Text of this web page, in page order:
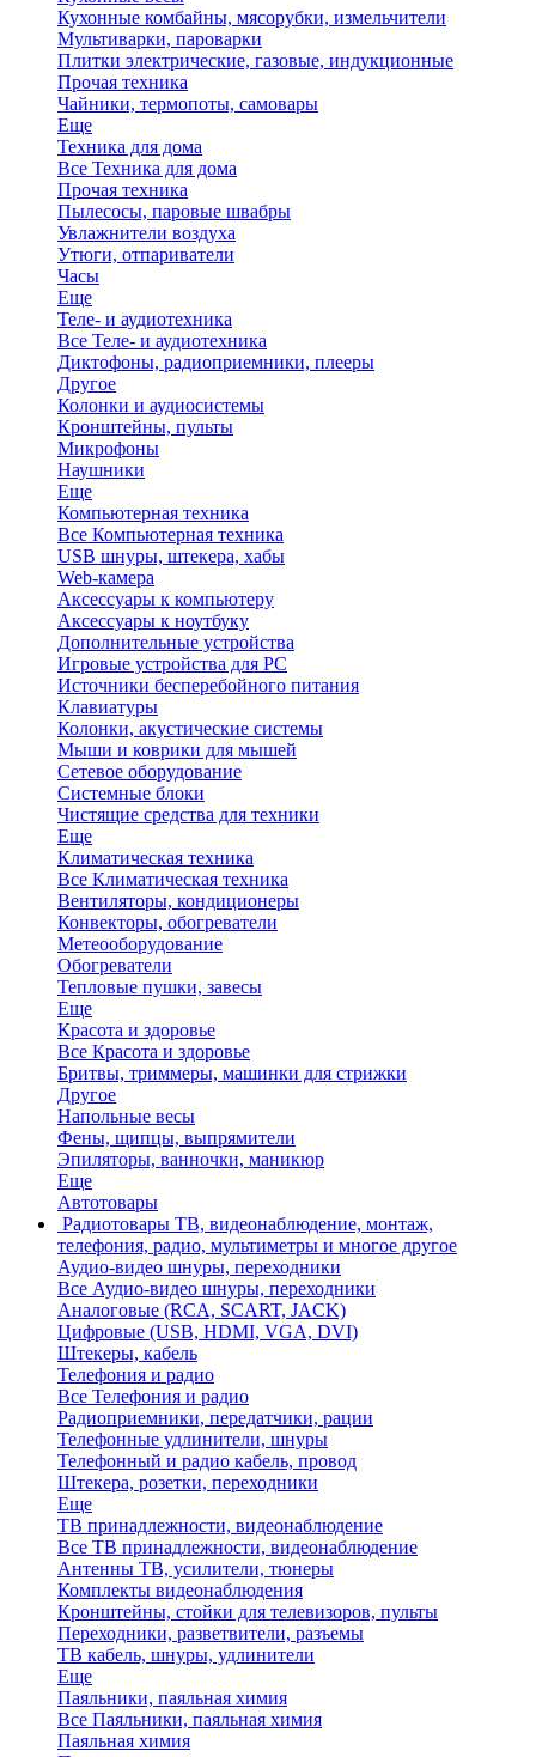
Кухонные комбайны, мясорубки, измельчители
Мультиварки, пароварки
Плитки электрические, газовые, индукционные
Прочая техника
Чайники, термопоты, самовары
Еще
Техника для дома
Все Техника для дома
Прочая техника
Пылесосы, паровые швабры
Увлажнители воздуха
Утюги, отпариватели
Часы
Еще
Теле- и аудиотехника
Все Теле- и аудиотехника
Диктофоны, радиоприемники, плееры
Другое
Колонки и аудиосистемы
Кронштейны, пульты
Микрофоны
Наушники
Еще
Компьютерная техника
Все Компьютерная техника
USB шнуры, штекера, хабы
Web-камера
Аксессуары к компьютеру
Аксессуары к ноутбуку
Дополнительные устройства
Игровые устройства для PC
Источники бесперебойного питания
Клавиатуры
Колонки, акустические системы
Мыши и коврики для мышей
Сетевое оборудование
Системные блоки
Чистящие средства для техники
Еще
Климатическая техника
Все Климатическая техника
Вентиляторы, кондиционеры
Конвекторы, обогреватели
Метеооборудование
Обогреватели
Тепловые пушки, завесы
Еще
Красота и здоровье
Все Красота и здоровье
Бритвы, триммеры, машинки для стрижки
Другое
Напольные весы
Фены, щипцы, выпрямители
Эпиляторы, ванночки, маникюр
Еще
Автотовары
Радиотовары ТВ, видеонаблюдение, монтаж,
телефония, радио, мультиметры и многое другое
Аудио-видео шнуры, переходники
Все Аудио-видео шнуры, переходники
Аналоговые (RCA, SCART, JACK)
Цифровые (USB, HDMI, VGA, DVI)
Штекеры, кабель
Телефония и радио
Все Телефония и радио
Радиоприемники, передатчики, рации
Телефонные удлинители, шнуры
Телефонный и радио кабель, провод
Штекера, розетки, переходники
Еще
ТВ принадлежности, видеонаблюдение
Все ТВ принадлежности, видеонаблюдение
Антенны ТВ, усилители, тюнеры
Комплекты видеонаблюдения
Кронштейны, стойки для телевизоров, пульты
Переходники, разветвители, разъемы
ТВ кабель, шнуры, удлинители
Еще
Паяльники, паяльная химия
Все Паяльники, паяльная химия
Паяльная химия